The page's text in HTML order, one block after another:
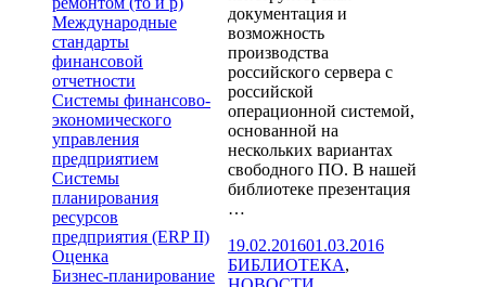
Международные
стандарты
финансовой
отчетности
Системы финансово-
экономического
управления
предприятием
Системы
планирования
ресурсов
предприятия (ERP II)
Оценка
Бизнес-планирование
документация и
возможность
производства
российского сервера с
российской
операционной системой,
основанной на
нескольких вариантах
свободного ПО. В нашей
библиотеке презентация
…
Опубликовано
19.02.201601.03.2016Рубрики
БИБЛИОТЕКА,